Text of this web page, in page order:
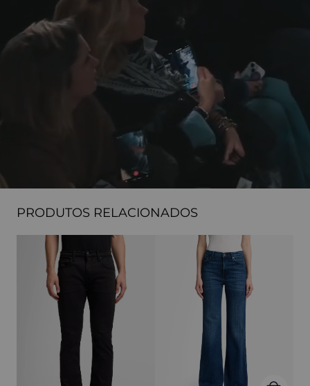
PRODUTOS RELACIONADOS